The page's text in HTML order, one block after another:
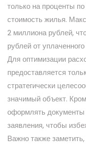
только на проценты
стоимость жилья.
2 миллиона рублей,
рублей от
Для оптимизации
предоставляется
стратегически
значимый объект.
оформлять документы
заявления, чтобы
Важно также